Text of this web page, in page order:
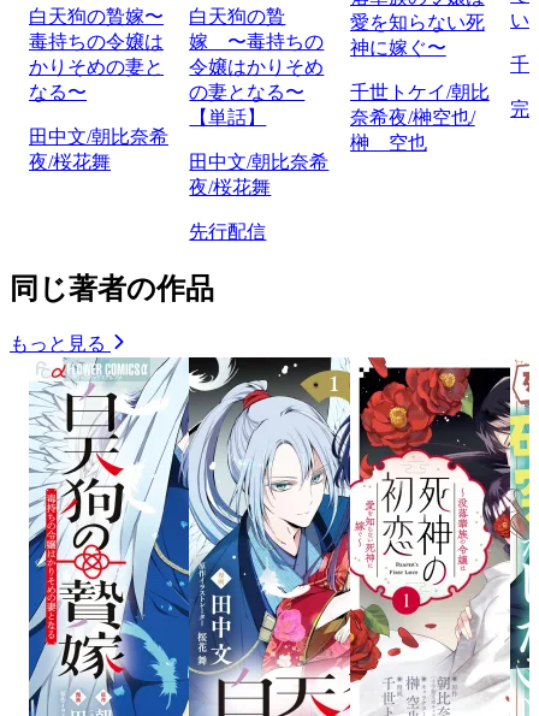
白天狗の贄嫁〜
毒持ちの令嬢は
かりそめの妻と
なる〜
田中文/朝比奈希
夜/桜花舞
白天狗の贄
嫁 〜毒持ちの
令嬢はかりそめ
の妻となる〜
【単話】
田中文/朝比奈希
夜/桜花舞
先行配信
愛を知らない死
神に嫁ぐ〜
千世トケイ/朝比
奈希夜/榊空也/
榊 空也
い
千
完
同じ著者の作品
もっと見る